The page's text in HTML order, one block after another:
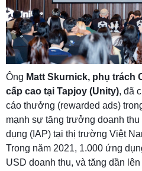
Ông Matt Skurnick, phụ trách
cấp cao tại Tapjoy (Unity), đã
cáo thưởng (rewarded ads)
mạnh sự tăng trưởng doanh
dụng (IAP) tại thị trường Việt
Trong năm 2021, 1.000 ứng
USD doanh thu, và tăng dần